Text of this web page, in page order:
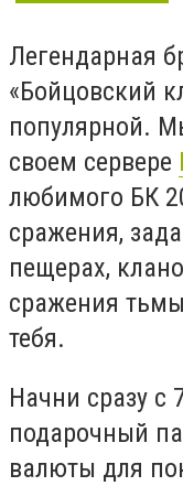
Легендарная
«Бойцовский
популярной.
своем сервере
любимого БК
сражения,
пещерах,
сражения
тебя.
Начни сразу с
подарочный
валюты для